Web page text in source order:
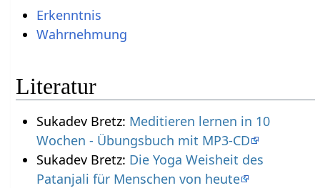
Erkenntnis
Wahrnehmung
Literatur
Sukadev Bretz: Meditieren lernen in 10
Wochen - Übungsbuch mit MP3-CD
Sukadev Bretz: Die Yoga Weisheit des
Patanjali für Menschen von heute